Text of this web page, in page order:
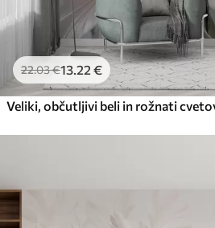
22.03€13 .22 €